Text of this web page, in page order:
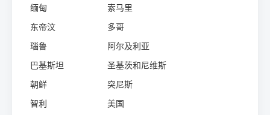
缅甸
索马里
东帝汶
多哥
瑙鲁
阿尔及利亚
巴基斯坦
圣基茨和尼维斯
朝鲜
突尼斯
智利
美国